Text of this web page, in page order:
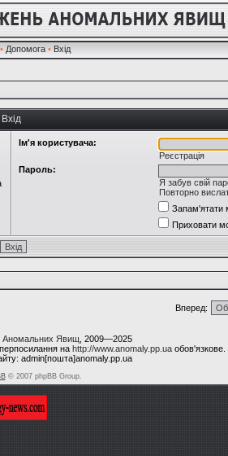
• Допомога • Вхід
Вхід
Ім'я користувача:
Реєстрація
Пароль:
Я забув свій
Повторно
Запам'ятати
Приховати
Вперед:
Аномальних Явищ , 2009—2025
на http://www.anomaly.pp.uaобов'язкове.
admin[пошта]anomaly.pp.ua
© 2007 phpBB Group.